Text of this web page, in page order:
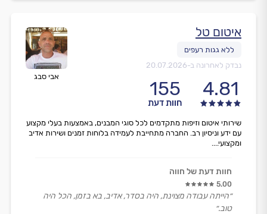
אבי סבג
איטום טל
נבדק לאחרונה ב-20.07.2026
4.81
155
חוות דעת
שירותי איטום וזיפות מתקדמים לכל סוגי המבנים, באמצעות בעלי מקצוע
עם ידע וניסיון רב. החברה מתחייבת לעמידה בלוחות זמנים ושירות אדיב
ומקצועי....
חוות דעת של חווה
5.00
״הייתה עבודה מצוינת, היה בסדר, אדיב, בא בזמן, הכל היה
טוב.״